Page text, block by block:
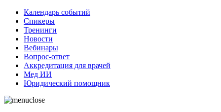
Календарь событий
Спикеры
Тренинги
Новости
Вебинары
Вопрос-ответ
Аккредитация для врачей
Мед ИИ
Юридический помощник